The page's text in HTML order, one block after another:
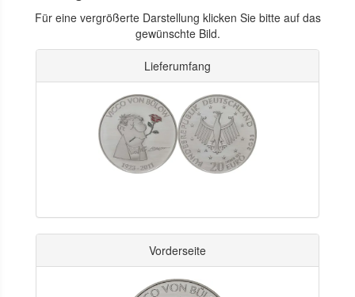
Für eine vergrößerte Darstellung klicken Sie bitte auf das
gewünschte Bild.
Lieferumfang
Vorderseite